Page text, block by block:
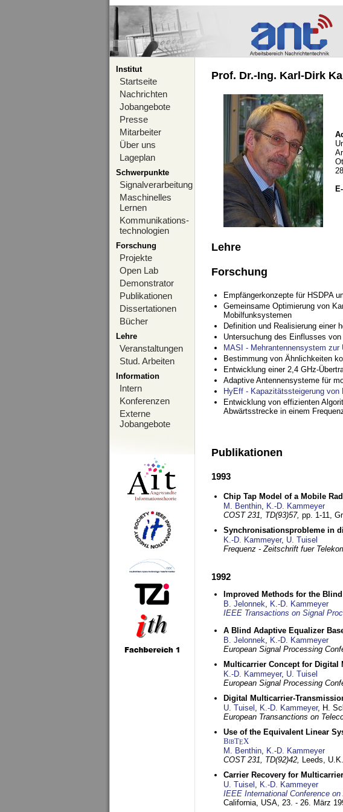
Institut
Startseite
Nachrichten
Jobangebote
Presse
Mitarbeiter
Über uns
Lageplan
Schwerpunkte
Signalverarbeitung
Maschinelles
Lernen
Kommunikations-
technologien
Forschung
Projekte
Open Lab
Demonstrator
Publikationen
Dissertationen
Bücher
Lehre
Veranstaltungen
Stud. Arbeiten
Information
Intern
Konferenzen
Externe
Jobangebote
Prof. Dr.-Ing. Karl-Dirk
Lehre
Forschung
Empfängerkonzepte für HSDPA
Gemeinsame Optimierung von
Mobilfunksystemen
Definition und Realisierung einer
Untersuchung des Einflusses
MASI - Mehrantennensystem zur
Bestimmung von Ähnlichkeiten
Entwicklung einer 2,4 GHz-
Adaptive Antennensysteme für
HyEff - Kapazitätssteigerung von
Entwicklung von effizienten
Abwärtsstrecke in einem
Publikationen
1993
Chip Tap Model of a Mobile
M. Benthin, K.-D. Kammeyer
COST 231, TD(93)57, pp. 1-11,
Synchronisationsprobleme in
K.-D. Kammeyer, U. Tuisel
Frequenz - Zeitschrift fuer
1992
Improved Methods for the
B. Jelonnek, K.-D. Kammeyer
IEEE Transactions on Signal
A Blind Adaptive Equalizer
B. Jelonnek, K.-D. Kammeyer
European Signal Processing
Multicarrier Concept for Digital
K.-D. Kammeyer, U. Tuisel
European Signal Processing
Digital Multicarrier-
U. Tuisel , K.-D. Kammeyer, H.
European Transanctions on
Use of the Equivalent Linear
BibTEX
M. Benthin, K.-D. Kammeyer
COST 231, TD(92)42, Leeds,
Carrier Recovery for
U. Tuisel , K.-D. Kammeyer
IEEE International Conference
California, USA, 23. - 26. März